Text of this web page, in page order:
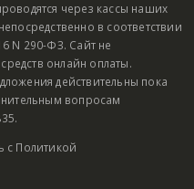
через кассы наших
в соответствии
N 290-ФЗ. Сайт не
онлайн оплаты.
действительны пока
вопросам
с Политикой